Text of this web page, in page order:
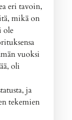
eri tavoin,
mikä on
ole
vuoksi
oli
ja
tekemien